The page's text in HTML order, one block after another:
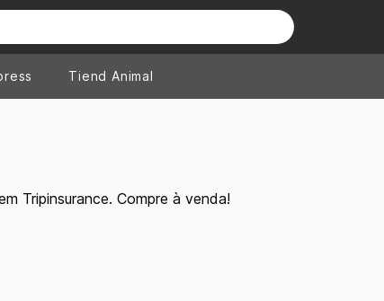
Tiend Animal
Tripinsurance. Compre à venda!